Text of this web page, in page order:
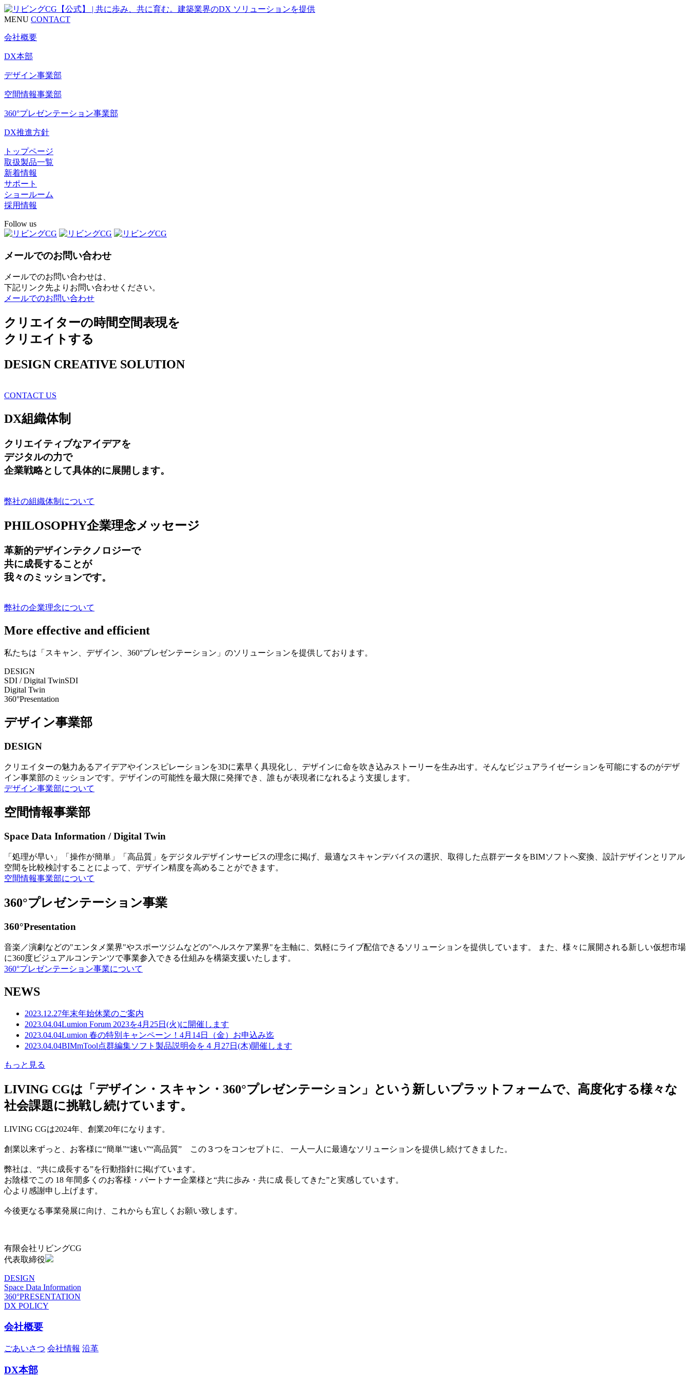
MENU CONTACT
会社概要
DX本部
デザイン事業部
空間情報事業部
360°プレゼンテーション事業部
DX推進方針
トップページ
取扱製品一覧
新着情報
サポート
ショールーム
採用情報
Follow us
メールでのお問い合わせ
メールでのお問い合わせは、
下記リンク先よりお問い合わせください。
メールでのお問い合わせ
クリエイターの時間空間表現を
クリエイトする
DESIGN CREATIVE SOLUTION
CONTACT US
DX組織体制
クリエイティブなアイデアを
デジタルの力で
企業戦略として具体的に展開します。
弊社の組織体制について
PHILOSOPHY企業理念メッセージ
革新的デザインテクノロジーで
共に成長することが
我々のミッションです。
弊社の企業理念について
More effective and efficient
私たちは「スキャン、デザイン、360°プレゼンテーション」のソリューションを提供しております。
DESIGN
SDI / Digital TwinSDI
Digital Twin
360°Presentation
デザイン事業部
DESIGN
クリエイターの魅力あるアイデアやインスピレーションを3Dに素早く具現化し、デザインに命を吹き込みストーリーを生み出す。そんなビジュアライゼーションを可能にするのがデザ
イン事業部のミッションです。デザインの可能性を最大限に発揮でき、誰もが表現者になれるよう支援します。
デザイン事業部について
空間情報事業部
Space Data Information / Digital Twin
「処理が早い」「操作が簡単」「高品質」をデジタルデザインサービスの理念に掲げ、最適なスキャンデバイスの選択、取得した点群データをBIMソフトへ変換、設計デザインとリアル
空間を比較検討することによって、デザイン精度を高めることができます。
空間情報事業部について
360°プレゼンテーション事業
360°Presentation
音楽／演劇などの"エンタメ業界"やスポーツジムなどの"ヘルスケア業界"を主軸に、気軽にライブ配信できるソリューションを提供しています。 また、様々に展開される新しい仮想市場
に360度ビジュアルコンテンツで事業参入できる仕組みを構築支援いたします。
360°プレゼンテーション事業について
NEWS
2023.12.27年末年始休業のご案内
2023.04.04Lumion Forum 2023を4月25日(火)に開催します
2023.04.04Lumion 春の特別キャンペーン！4月14日（金）お申込み迄
2023.04.04BIMmTool点群編集ソフト製品説明会を４月27日(木)開催します
もっと見る
LIVING CGは「デザイン・スキャン・360°プレゼンテーション」という新しいプラットフォームで、高度化する様々な
社会課題に挑戦し続けています。
LIVING CGは2024年、創業20年になります。
創業以来ずっと、お客様に“簡単”“速い”“高品質” この３つをコンセプトに、 一人一人に最適なソリューションを提供し続けてきました。
弊社は、“共に成長する”を行動指針に掲げています。
お陰様でこの 18 年間多くのお客様・パートナー企業様と“共に歩み・共に成 長してきた”と実感しています。
心より感謝申し上げます。
今後更なる事業発展に向け、これからも宜しくお願い致します。
有限会社リビングCG
代表取締役
DESIGN
Space Data Information
360°PRESENTATION
DX POLICY
会社概要
ごあいさつ 会社情報 沿革
DX本部